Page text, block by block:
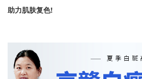
助力肌肤复色!